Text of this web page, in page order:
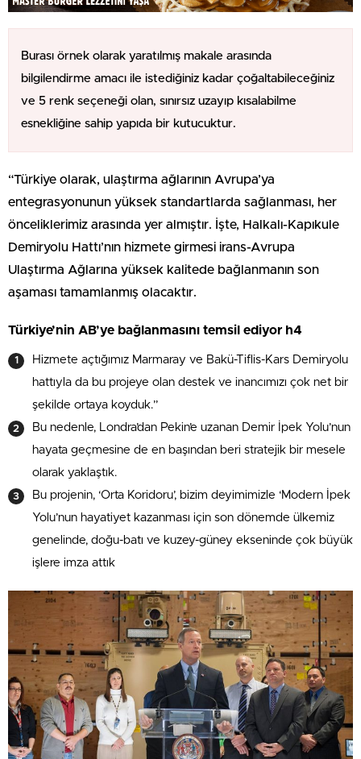
Burası örnek olarak yaratılmış makale arasında
bilgilendirme amacı ile istediğiniz kadar çoğaltabileceğiniz
ve 5 renk seçeneği olan, sınırsız uzayıp kısalabilme
esnekliğine sahip yapıda bir kutucuktur.
“Türkiye olarak, ulaştırma ağlarının Avrupa’ya
entegrasyonunun yüksek standartlarda sağlanması, her
önceliklerimiz arasında yer almıştır. İşte, Halkalı-Kapıkule
Demiryolu Hattı’nın hizmete girmesi irans-Avrupa
Ulaştırma Ağlarına yüksek kalitede bağlanmanın son
aşaması tamamlanmış olacaktır.
Türkiye’nin AB’ye bağlanmasını temsil ediyor h4
Hizmete açtığımız Marmaray ve Bakü-Tiflis-Kars Demiryolu
hattıyla da bu projeye olan destek ve inancımızı çok net bir
şekilde ortaya koyduk.”
Bu nedenle, Londra’dan Pekin’e uzanan Demir İpek Yolu’nun
hayata geçmesine de en başından beri stratejik bir mesele
olarak yaklaştık.
Bu projenin, ‘Orta Koridoru’, bizim deyimimizle ‘Modern İpek
Yolu’nun hayatiyet kazanması için son dönemde ülkemiz
genelinde, doğu-batı ve kuzey-güney ekseninde çok büyük
işlere imza attık